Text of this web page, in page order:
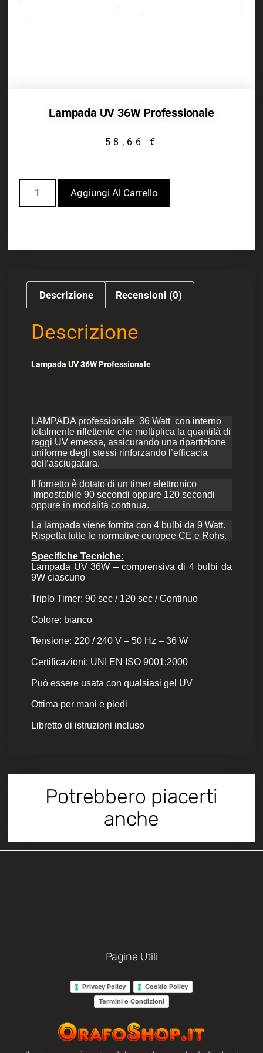
Lampada UV 36W Professionale
58,66 €
Aggiungi Al Carrello
Descrizione Recensioni (0)
Descrizione
Lampada UV 36W Professionale
LAMPADA professionale 36 Watt con interno
totalmente riflettente che moltiplica la quantità di
raggi UV emessa, assicurando una ripartizione
uniforme degli stessi rinforzando l’efficacia
dell’asciugatura.
Il fornetto è dotato di un timer elettronico
impostabile 90 secondi oppure 120 secondi
oppure in modalità continua.
La lampada viene fornita con 4 bulbi da 9 Watt.
Rispetta tutte le normative europee CE e Rohs.
Specifiche Tecniche:
Lampada UV 36W – comprensiva di 4 bulbi da
9W ciascuno
Triplo Timer: 90 sec / 120 sec / Continuo
Colore: bianco
Tensione: 220 / 240 V – 50 Hz – 36 W
Certificazioni: UNI EN ISO 9001:2000
Può essere usata con qualsiasi gel UV
Ottima per mani e piedi
Libretto di istruzioni incluso
Potrebbero piacerti
anche
Pagine Utili
Privacy Policy
Cookie Policy
Termini e Condizioni